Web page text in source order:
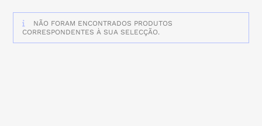
NÃO FORAM ENCONTRADOS PRODUTOS
CORRESPONDENTES À SUA SELECÇÃO.